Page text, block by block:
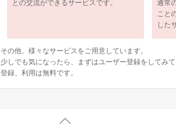
との交流ができるサービスです。
通常
こと
した
その他、様々なサービスをご用意しています。
少しでも気になったら、まずはユーザー登録をしてみて
登録、利用は無料です。